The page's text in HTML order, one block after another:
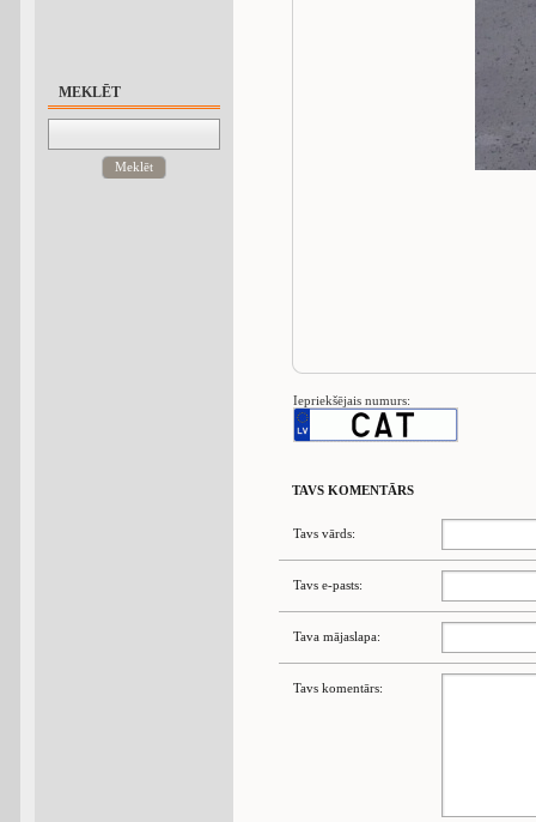
MEKLĒT
Meklēt
Iepriekšējais numurs:
TAVS KOMENTĀRS
Tavs vārds:
Tavs e-pasts:
Tava mājaslapa:
Tavs komentārs: